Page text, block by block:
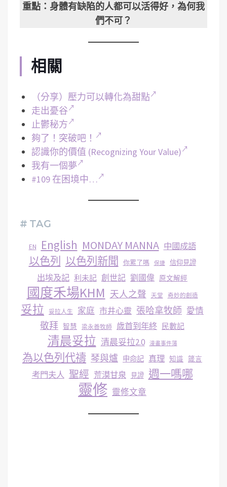
重點：身體有缺陷的人都可以活得好，為何我
們不可？
相關
（分享）壓力可以轉化為甜點
走出憂谷
止鬱秘方
夠了！突破吧！
認識你的價值 (Recognizing Your Value)
我有一個夢
#109 在困境中…
# TAG
EN English MONDAY MANNA 中國成語
以色列 以色列新聞 你累了嗎 保捷 信仰見證
出埃及記 利未記 創世記 劉國偉 原文解經
國度禾場KHM 天人之聲 天堂 奇妙的創造
妥拉 妥拉人生 家庭 市井心靈 張哈拿牧師 愛情
敬拜 智慧 梁永善牧師 歳首到年終 民數記
清晨妥拉 清晨妥拉2.0 漫畫事件簿
為以色列代禱 琴與爐 申命記 真理 知識 箴言
考門夫人 聖經 荒漠甘泉 見證 週一嗎哪
靈修 靈修文章